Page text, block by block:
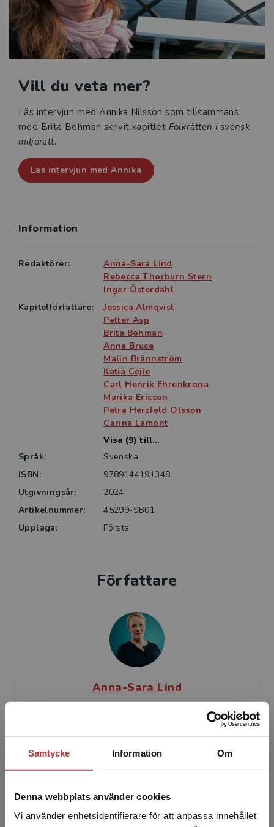
Samtycke Information Om
Denna webbplats använder cookies
Vi använder enhetsidentifierare för att anpassa innehållet
mänskliga rättigheter ingår samt för forskning.
Vill du veta mer?
Läs intervjun med Annika Nilsson som tillsammans
med Brita Bohman skrivit kapitlet Folkrätten i svensk
miljörätt.
Läs intervjun med Annika
Information
Redaktörer:
Anna-Sara Lind
Rebecca Thorburn Stern
Inger Österdahl
Kapitelförfattare:
Jessica Almqvist
Petter Asp
Brita Bohman
Anna Bruce
Malin Brännström
Katia Cejie
Carl Henrik Ehrenkrona
Marika Ericson
Petra Herzfeld Olsson
Carina Lamont
Visa (9) till...
Språk:
Svenska
ISBN:
9789144191348
Utgivningsår:
2024
Artikelnummer:
45299-SB01
Upplaga:
Första
Författare
Anna-Sara Lind
Anna-Sara Lind är professor i offentlig rätt vid
mellan nation...